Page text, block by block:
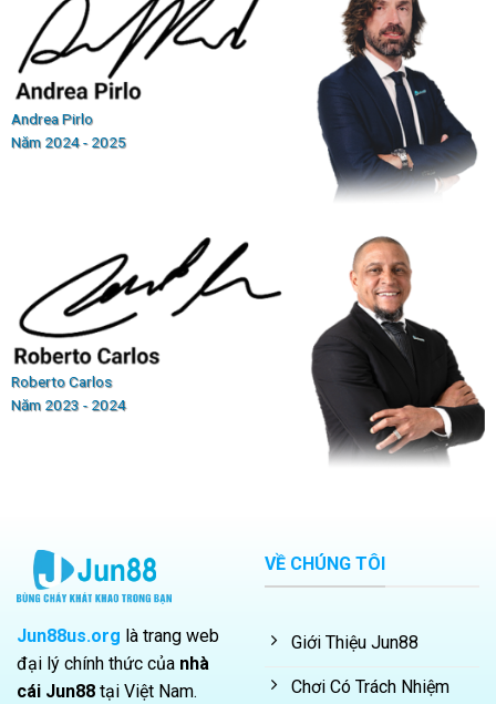
Andrea Pirlo
Năm 2024 - 2025
Roberto Carlos
Năm 2023 - 2024
Jun88us.org là trang web
đại lý chính thức của nhà
cái Jun88 tại Việt Nam.
VỀ CHÚNG TÔI
Giới Thiệu Jun88
Chơi Có Trách Nhiệm